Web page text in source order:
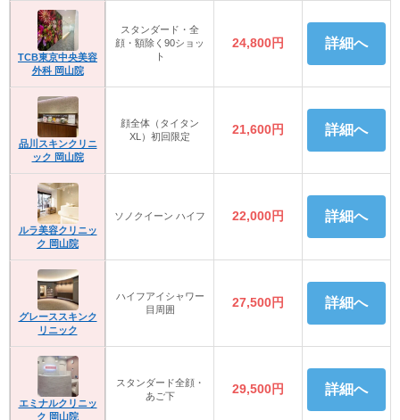
TCB東京中央美容
外科 岡山院
スタンダード・全
顔・額除く90ショッ
ト
24,800円 詳細へ
品川スキンクリニ
ック 岡山院
顔全体（タイタン
XL）初回限定
21,600円 詳細へ
ルラ美容クリニッ
ク 岡山院
ソノクイーン ハイフ 22,000円 詳細へ
グレーススキンク
リニック
ハイフアイシャワー
目周囲
27,500円 詳細へ
エミナルクリニッ
ク 岡山院
スタンダード全顔・
あご下
29,500円 詳細へ